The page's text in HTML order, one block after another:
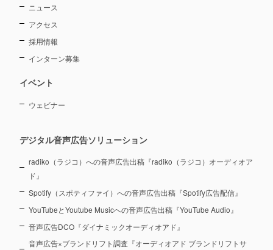
ニュース
アクセス
採用情報
インターン募集
イベント
ウェビナー
デジタル音声広告ソリューション
radiko（ラジコ）への音声広告出稿『radiko（ラジコ）オーディオア
ド』
Spotify（スポティファイ）への音声広告出稿『Spotify広告配信』
YouTubeとYoutube Musicへの音声広告出稿『YouTube Audio』
音声広告DCO『ダイナミックオーディオアド』
音声広告×ブランドリフト調査『オーディオアド ブランドリフトサ